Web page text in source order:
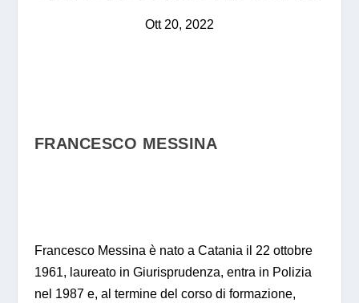
Ott 20, 2022
FRANCESCO MESSINA
Francesco Messina è nato a Catania il 22 ottobre
1961, laureato in Giurisprudenza, entra in Polizia
nel 1987 e, al termine del corso di formazione,